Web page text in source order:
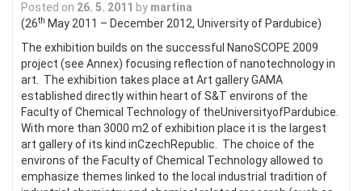
Posted on 26. 5. 2011 by martina
(26th May 2011 – December 2012, University of Pardubice)
The exhibition builds on the successful NanoSCOPE 2009
project (see Annex) focusing reflection of nanotechnology in
art. The exhibition takes place at Art gallery GAMA
established directly within heart of S&T environs of the
Faculty of Chemical Technology of theUniversityofPardubice.
With more than 3000 m2 of exhibition place it is the largest
art gallery of its kind inCzechRepublic. The choice of the
environs of the Faculty of Chemical Technology allowed to
emphasize themes linked to the local industrial tradition of